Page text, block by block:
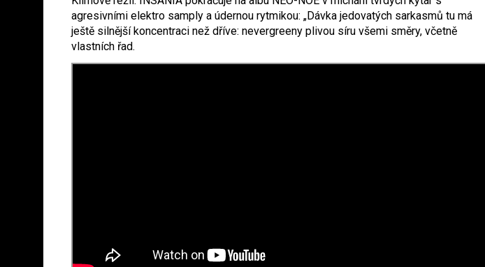
agresivními elektro samply a údernou rytmikou: „Dávka jedovatých sarkasmů tu má
ještě silnější koncentraci než dříve: nevergreeny plivou síru všemi směry, včetně
vlastních řad.